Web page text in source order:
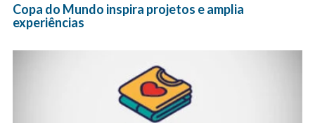
Copa do Mundo inspira projetos e amplia
experiências